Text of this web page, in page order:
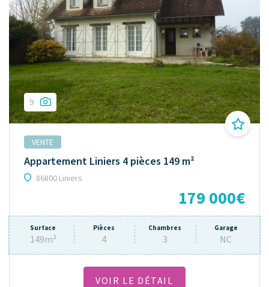
9
VENTE
Appartement Liniers 4 pièces 149 m²
86800 Liniers
179 000€
Surface
149m²
Pièces
4
Chambres
3
Garage
NC
VOIR LE DÉTAIL